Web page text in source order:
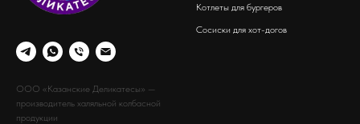
ООО «Казанские Деликатесы» —
производитель халяльной колбасной
продукции
Котлеты для бургеров
Сосиски для хот-догов